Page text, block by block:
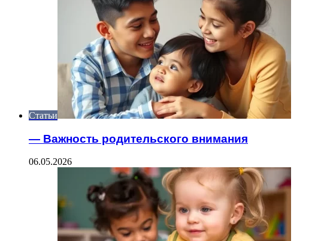
Статьи
— Важность родительского внимания
06.05.2026